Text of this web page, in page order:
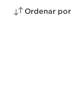
Ordenar por